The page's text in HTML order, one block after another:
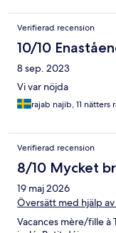
Verifierad recension
10/10
8 sep. 2023
Vi var nöjda
rajab najib, 11 nätters
Verifierad recension
8/10 Mycket
19 maj 2026
Översätt med hjälp
Vacances mère/fille à